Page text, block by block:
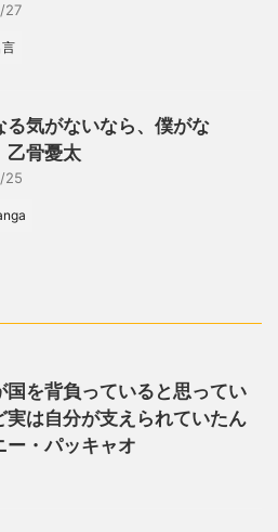
27
る気がないなら、僕がな
乙骨憂太
25
国を背負っていると思ってい
実は自分が支えられていたん
ー・パッキャオ